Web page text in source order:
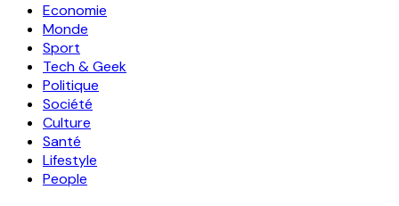
Economie
Monde
Sport
Tech & Geek
Politique
Société
Culture
Santé
Lifestyle
People